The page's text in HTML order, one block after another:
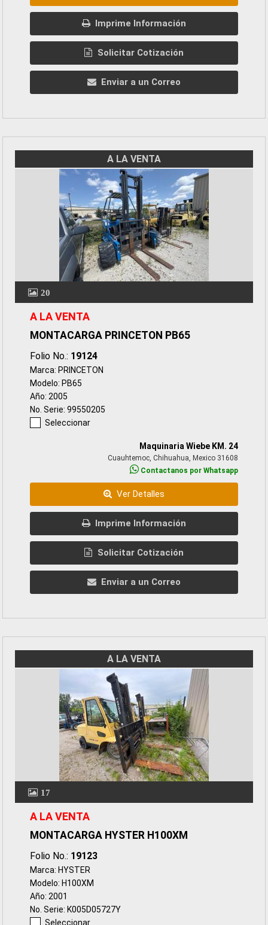
Imprime Información
Solicitar Cotización
Enviar a un Correo
A LA VENTA
20
A LA VENTA
MONTACARGA PRINCETON PB65
Folio No.: 19124
Marca: PRINCETON
Modelo: PB65
Año: 2005
No. Serie: 99550205
Seleccionar
Maquinaria Wiebe KM. 24
Cuauhtemoc, Chihuahua, Mexico 31608
Contactanos por Whatsapp
Ver Detalles
Imprime Información
Solicitar Cotización
Enviar a un Correo
A LA VENTA
17
A LA VENTA
MONTACARGA HYSTER H100XM
Folio No.: 19123
Marca: HYSTER
Modelo: H100XM
Año: 2001
No. Serie: K005D05727Y
Seleccionar